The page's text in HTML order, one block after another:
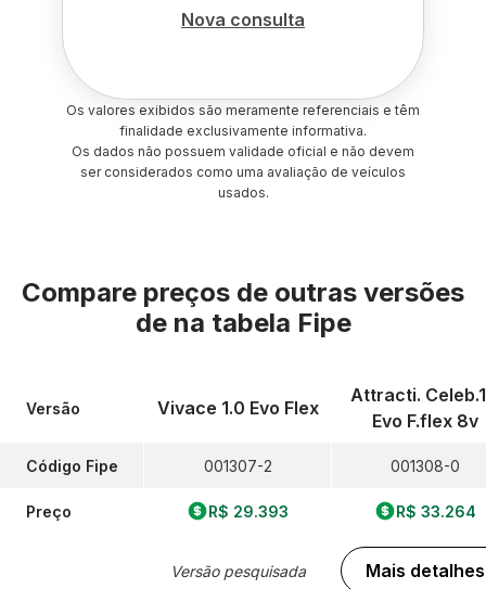
Nova consulta
Os valores exibidos são meramente referenciais e têm
finalidade exclusivamente informativa.
Os dados não possuem validade oficial e não devem
ser considerados como uma avaliação de veículos
usados.
Compare preços de outras versões
de na tabela Fipe
Versão
Código Fipe
Preço
Vivace 1.0 Evo Flex
001307-2
R$ 29.393
Versão pesquisada
Attracti.
Evo F.flex 8v
001308-0
R$ 33.264
Mais detalhes